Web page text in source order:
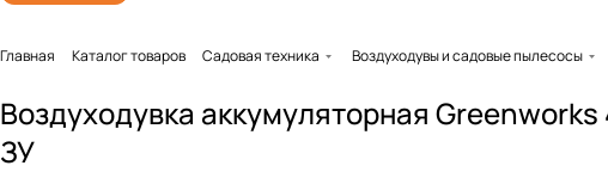
Главная Каталог товаров Садовая техника Воздуходувы и садовые пылесосы
Воздуходувка аккумуляторная
ЗУ